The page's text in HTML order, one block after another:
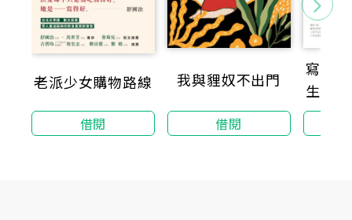
──總有一天，我們都不必再假扮自己很快樂，能
夠褪去保護色，僅僅一次也好。
倘若在刺蝟的世界中，黑色也是一種顏色，
那麼黑色的我們，可不可以是一種理直氣壯的存
在？
理直氣壯到或許有一天，不必再問刺蝟能不能被擁
老派少女購物路線
借閱
我與貍奴不出門
借閱
寫給
生命
遇，